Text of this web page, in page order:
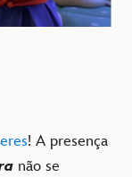
! A presença
não se